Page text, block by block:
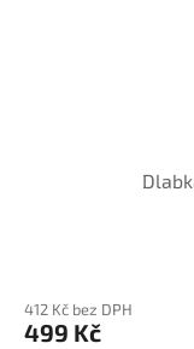
412 Kč bez DPH
499 Kč